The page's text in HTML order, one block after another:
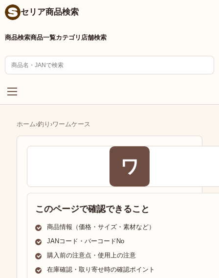
セリア商品検索
商品検索商品一覧カテゴリ 店舗検索
ホーム›釣り ›ワームケース
ワ
このページで確認できること
商品情報（価格・サイズ・素材など）
JANコード・バーコードNo
購入前の注意点・使用上の注意
在庫確認・取り寄せ時の確認ポイント